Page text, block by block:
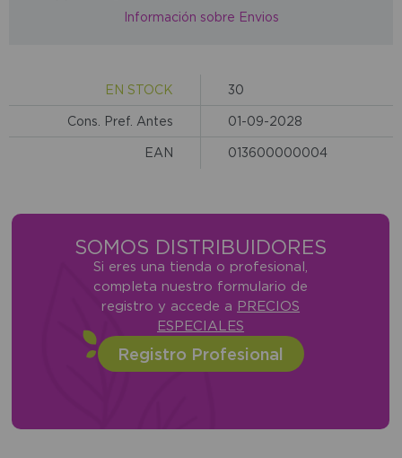
Información sobre Envios
EN STOCK 30
Cons. Pref. Antes 01-09-2028
EAN 013600000004
SOMOS DISTRIBUIDORES
Si eres una tienda o profesional,
completa nuestro formulario de
registro y accede a PRECIOS
ESPECIALES
Registro Profesional